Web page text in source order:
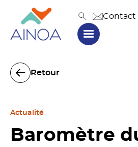
Contact
Retour
Actualité
Baromètre